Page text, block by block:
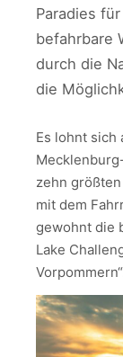
Paradies
befahrbare
durch die
die
Es lohnt sich
zehn
mit dem
gewohnt die
Lake